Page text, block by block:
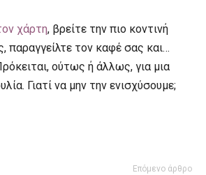
χάρτη, βρείτε την πιο κοντινή
παραγγείλτε τον καφέ σας και…
ούτως ή άλλως, για μια
Γιατί να μην την ενισχύσουμε;
Επόμενο άρθρο